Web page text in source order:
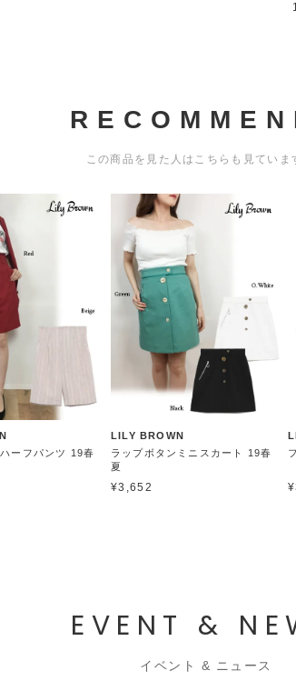
この商品を見た人はこちらも見ていま
ーフパンツ 19春
LILY BROWN
ラップボタンミニスカート 19春
夏
¥3,652
EVENT &
イベント & ニュース